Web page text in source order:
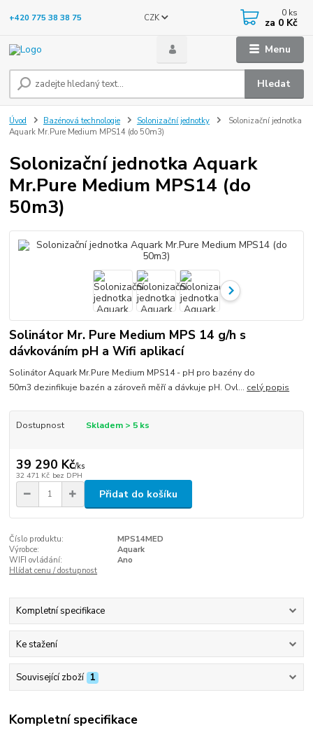
Menu
CZK
Hledat
+420 775 38 38 75 0 ks
za 0 Kč
Úvod Bazénová technologie Solonizační jednotky
Solonizační jednotka
Aquark Mr.Pure Medium MPS14 (do 50m3)
Solonizační jednotka Aquark
Mr.Pure Medium MPS14 (do
50m3)
Solinátor Mr. Pure Medium MPS 14 g/h s
dávkováním pH a Wifi aplikací
Solinátor Aquark Mr.Pure Medium MPS14 - pH pro bazény do
50m3 dezinfikuje bazén a zároveň měří a dávkuje pH. Ovl... celý popis
Dostupnost Skladem > 5 ks
39 290 Kč/ks
32 471 Kč bez DPH
Přidat do košíku
Číslo produktu:
MPS14MED
Výrobce:
Aquark
WIFI ovládání:
Ano
Hlídat cenu / dostupnost
Kompletní specifikace
Ke stažení
Související zboží 1
Kompletní specifikace